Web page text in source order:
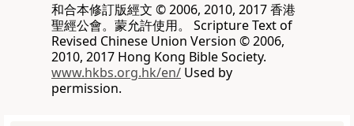
和合本修訂版經文 © 2006, 2010, 2017 香港
聖經公會。蒙允許使用。 Scripture Text of
Revised Chinese Union Version © 2006,
2010, 2017 Hong Kong Bible Society.
www.hkbs.org.hk/en/ Used by
permission.